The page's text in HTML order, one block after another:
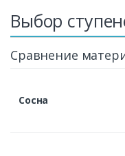
Выбор
Сравнение
Сосна